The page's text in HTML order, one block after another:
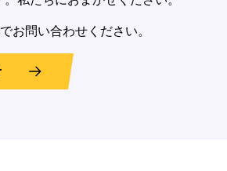
お問い合わせください。